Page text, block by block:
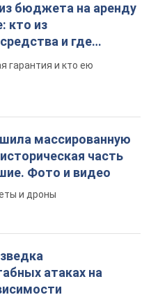
бюджета на аренду
кто из
и где
гарантия и кто ею
массированную
часть
Фото и видео
и дроны
атаках на